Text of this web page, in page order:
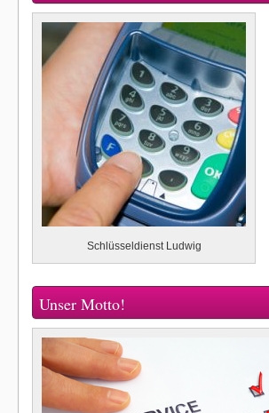
Schlüsseldienst Ludwig
Unser Motto!